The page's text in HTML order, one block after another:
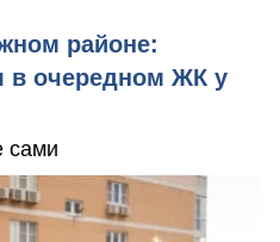
районе:
в очередном ЖК у
сами